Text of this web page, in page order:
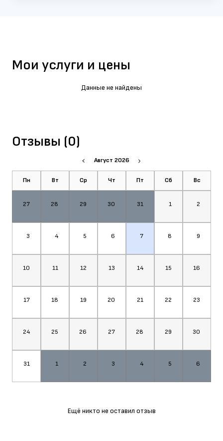
Мои услуги и цены
Данные не найдены
Отзывы (0)
Август 2026
Пн Вт Ср Чт Пт Сб Вс
27 28 29 30 31 1 2
3 4 5 6 7 8 9
10 11 12 13 14 15 16
17 18 19 20 21 22 23
24 25 26 27 28 29 30
31 1 2 3 4 5 6
Ещё никто не оставил отзыв